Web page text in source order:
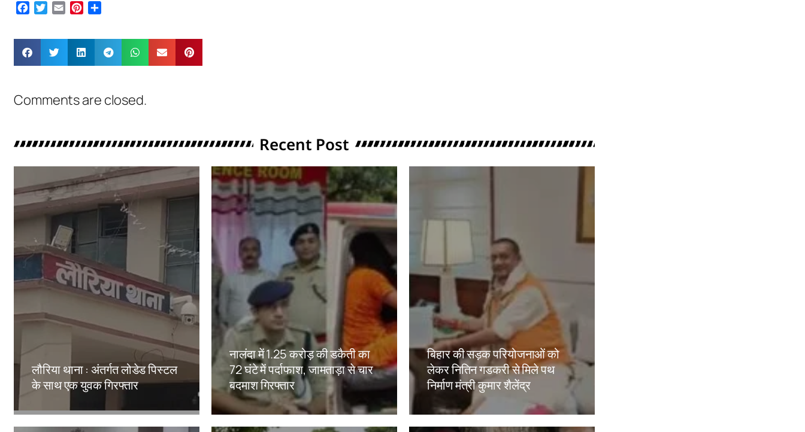
Facebook
Twitter
Email Pinterest
Comments are closed.
Recent Post
लौरिया थाना : अंतर्गत लोडेड पिस्टल
के साथ एक युवक गिरफ्तार
नालंदा में 1.25 करोड़ की डकैती का
72 घंटे में पर्दाफाश, जामताड़ा से चार
बदमाश गिरफ्तार
Amit Lekh
बिहार की सड़क परियोजनाओं को
लेकर नितिन गडकरी से मिले पथ
निर्माण मंत्री कुमार शैलेंद्र
Amit Lekh